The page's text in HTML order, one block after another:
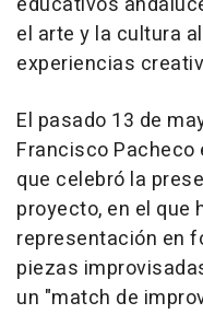
el arte y la cultura
experiencias
El pasado 13 de
Francisco Pacheco
que celebró la
proyecto, en el que
representación en
piezas
un "match de